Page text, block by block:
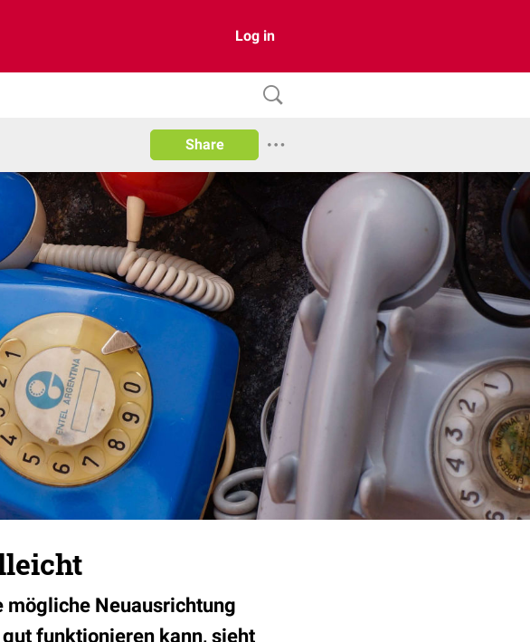
Log in
Share
mögliche Neuausrichtung
funktionieren kann, sieht